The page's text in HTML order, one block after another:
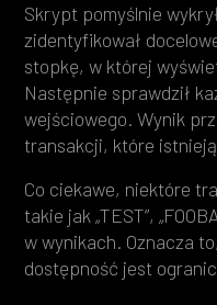
Skrypt pomyślnie
zidentyfikował
stopkę, w której
Następnie sprawdził
wejściowego. Wynik
transakcji, które
Co ciekawe, niektóre
takie jak „TEST”,
w wynikach. Oznacza
dostępność jest